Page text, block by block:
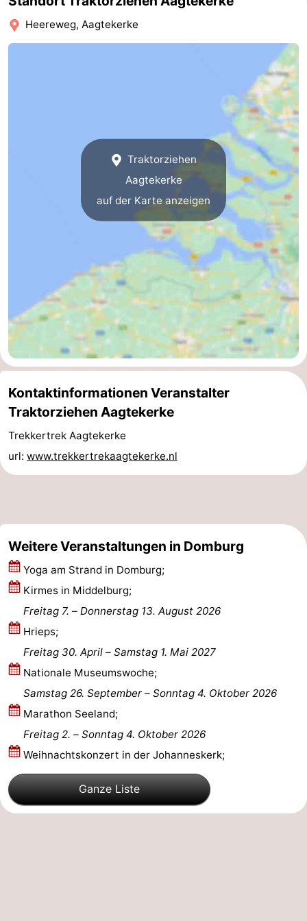
Route
Brouwershaven
Bruinisse
-
Zierikzee
-
Natur
-
Haamstede
Natur
Schouwen
Walcheren
Natur
Oranjezon
-
Oostkapelle
-
Natur
Mantelingen
Westkapelle
Zoutelande
-
Natur
Walcherse
bos
-
Dishoek
Vlissingen
Middelburg
Zeeuws-
Heereweg, Aagtekerke
Traktorziehen
Aagtekerke
auf der Karte anzeigen
Kontaktinformationen Veranstalter
Traktorziehen Aagtekerke
Trekkertrek Aagtekerke
url: www.trekkertrekaagtekerke.nl
Weitere Veranstaltungen in Domburg
Yoga am Strand in Domburg;
Kirmes in Middelburg;
Freitag 7. – Donnerstag 13. August 2026
Hrieps;
Freitag 30. April –
Samstag 1. Mai 2027
Nationale Museumswoche;
Samstag 26. September –
Sonntag 4. Oktober 2026
Marathon Seeland;
Freitag 2. –
Sonntag 4. Oktober 2026
Weihnachtskonzert in der Johanneskerk;
Ganze Liste